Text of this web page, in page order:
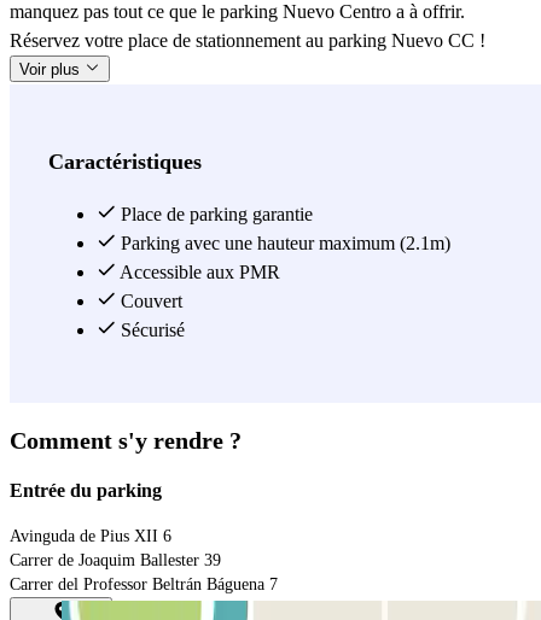
manquez pas tout ce que le parking Nuevo Centro a à offrir.
Réservez votre place de stationnement au parking Nuevo CC !
Voir plus
Caractéristiques
Place de parking garantie
Parking avec une hauteur maximum (2.1m)
Accessible aux PMR
Couvert
Sécurisé
Comment s'y rendre ?
Entrée du parking
Avinguda de Pius XII 6
Carrer de Joaquim Ballester 39
Carrer del Professor Beltrán Báguena 7